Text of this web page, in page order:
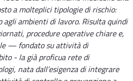
a molteplici tipologie di rischio:
ambienti di lavoro. Risulta quindi
procedure operative chiare e,
— fondato su attività di
- la già proficua rete di
nata dall’esigenza di integrare